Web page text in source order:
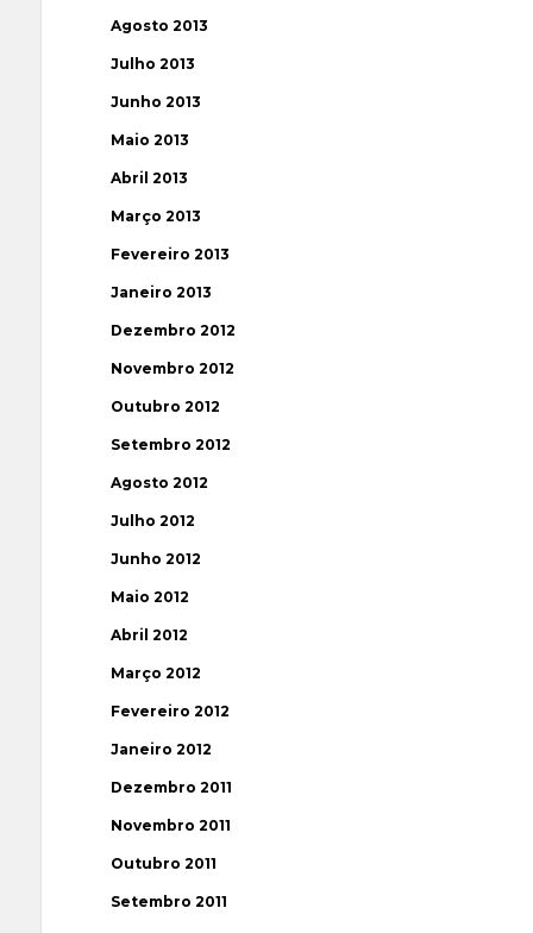
Agosto 2013
Julho 2013
Junho 2013
Maio 2013
Abril 2013
Março 2013
Fevereiro 2013
Janeiro 2013
Dezembro 2012
Novembro 2012
Outubro 2012
Setembro 2012
Agosto 2012
Julho 2012
Junho 2012
Maio 2012
Abril 2012
Março 2012
Fevereiro 2012
Janeiro 2012
Dezembro 2011
Novembro 2011
Outubro 2011
Setembro 2011